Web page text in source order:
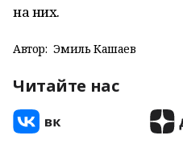
на них.
Автор: Эмиль Кашаев
Читайте нас